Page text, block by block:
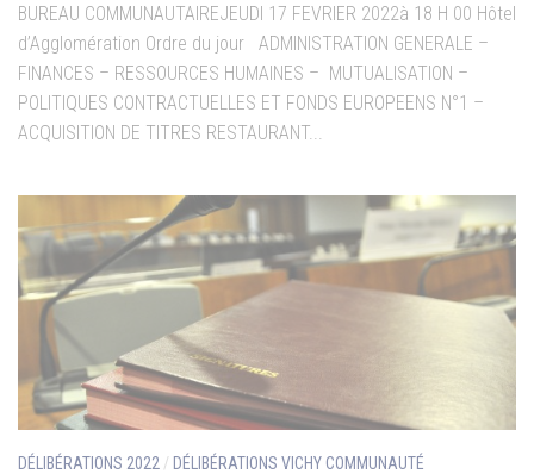
BUREAU COMMUNAUTAIREJEUDI 17 FEVRIER 2022à 18 H 00 Hôtel
d’Agglomération Ordre du jour ADMINISTRATION GENERALE –
FINANCES – RESSOURCES HUMAINES – MUTUALISATION –
POLITIQUES CONTRACTUELLES ET FONDS EUROPEENS N°1 –
ACQUISITION DE TITRES RESTAURANT...
DÉLIBÉRATIONS 2022 / DÉLIBÉRATIONS VICHY COMMUNAUTÉ